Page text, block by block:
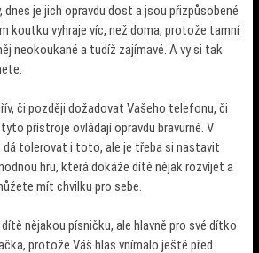
dnes je jich opravdu dost a jsou přizpůsobené
koutku vyhraje víc, než doma, protože tamní
neokoukané a tudíž zajímavé. A vy si tak
či později dožadovat Vašeho telefonu, či
přístroje ovládají opravdu bravurně. V
dá tolerovat i toto, ale je třeba si nastavit
hru, která dokáže dítě nějak rozvíjet a
mít chvilku pro sebe.
nějakou písničku, ale hlavně pro své dítko
protože Váš hlas vnímalo ještě před